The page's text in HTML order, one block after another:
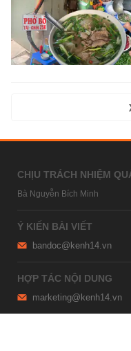
CHỊU TRÁCH NHIỆM
Bà Nguyễn Bích Minh
Ý KIẾN BÀI VIẾT
bandoc@kenh14.vn
HỢP TÁC NỘI DUNG
marketing@kenh14.vn